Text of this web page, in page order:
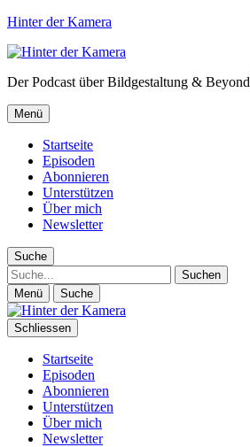
Hinter der Kamera
Der Podcast über Bildgestaltung & Beyond
Menü
Startseite
Episoden
Abonnieren
Unterstützen
Über mich
Newsletter
Suche
Suche
Menü Suche
Schliessen
Startseite
Episoden
Abonnieren
Unterstützen
Über mich
Newsletter